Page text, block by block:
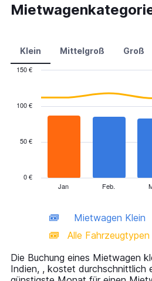
Klein Mittelgroß Groß
has
displaying
categories.
14
categories.
The
Jan Feb.
0 €
50 €
100 €
150 €
Mietwagen Klein
Alle Fahrzeugtypen
Die Buchung eines Mietwagen
Indien, , kostet durchschnittlich